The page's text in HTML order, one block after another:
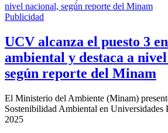
Publicidad
UCV alcanza el puesto 3
ambiental y destaca a
según reporte del Minam
El Ministerio del Ambiente (Minam)
Sostenibilidad Ambiental en Universidades
2025